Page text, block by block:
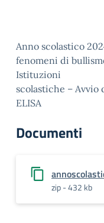
Anno scolastico
fenomeni di
Istituzioni
scolastiche – Avvio
ELISA
Documenti
zip - 432 kb